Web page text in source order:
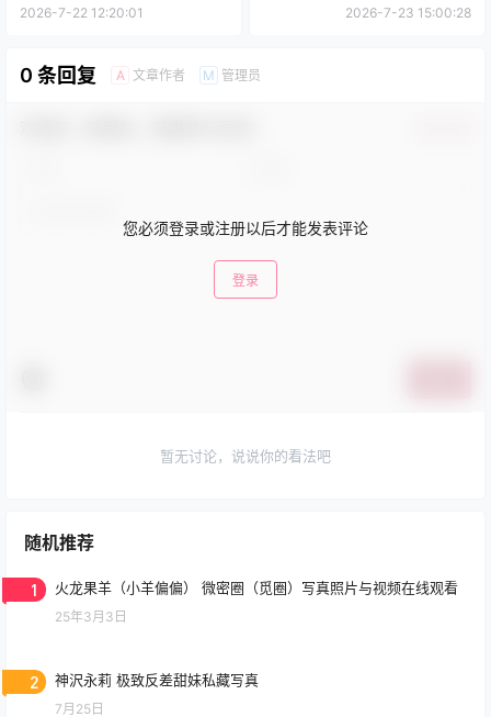
2026-7-22 12:20:01 2026-7-23 15:00:28
0 条回复 A 文章作者 M 管理员
您必须登录或注册以后才能发表评论
登录
暂无讨论，说说你的看法吧
随机推荐
1 火龙果羊（小羊偏偏） 微密圈（觅圈）写真照片与视频在线观看
25年3月3日
2 神沢永莉 极致反差甜妹私藏写真
7月25日